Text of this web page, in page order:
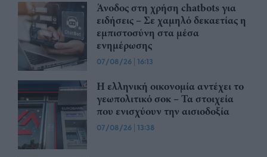
Άνοδος στη χρήση chatbots για
ειδήσεις – Σε χαμηλό δεκαετίας η
εμπιστοσύνη στα μέσα
ενημέρωσης
07/08/26 | 16:13
Η ελληνική οικονομία αντέχει το
γεωπολιτικό σοκ – Τα στοιχεία
που ενισχύουν την αισιοδοξία
07/08/26 | 13:38